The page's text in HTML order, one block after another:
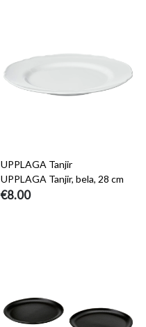
UPPLAGA Tanjir
UPPLAGA Tanjir, bela, 28 cm
€8.00